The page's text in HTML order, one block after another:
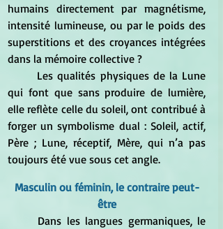
humains directement par magnétisme,
intensité lumineuse, ou par le poids des
superstitions et des croyances intégrées
dans la mémoire collective ?
qui font que sans produire de lumière,
elle reflète celle du soleil, ont contribué à
forger un symbolisme dual : Soleil, actif,
Père ; Lune, réceptif, Mère, qui n’a pas
toujours été vue sous cet angle.
Masculin ou féminin, le contraire peut-
être